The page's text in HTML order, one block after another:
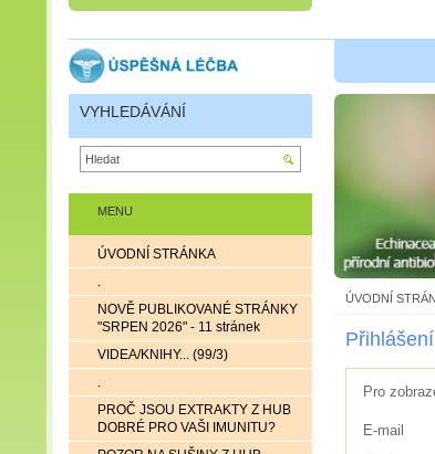
ÚVODNÍ
Přihlášení
Pro
E-mail
MENU
ÚVODNÍ STRÁNKA
.
NOVĚ PUBLIKOVANÉ STRÁNKY
"SRPEN 2026" - 11 stránek
VIDEA/KNIHY... (99/3)
.
PROČ JSOU EXTRAKTY Z HUB
DOBRÉ PRO VAŠI IMUNITU?
VYHLEDÁVÁNÍ